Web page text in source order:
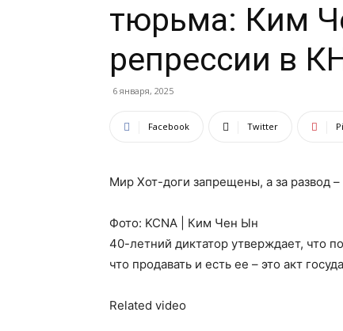
тюрьма: Ким
репрессии в
6 января, 2025
Facebook Twitter
Мир Хот-доги запрещены, а за развод
Фото: KCNA | Ким Чен Ын
40-летний диктатор утверждает, что
что продавать и есть ее – это акт
Related video